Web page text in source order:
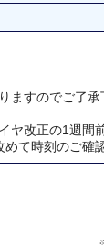
すのでご了承
ヤ改正の1週間
て時刻のご確